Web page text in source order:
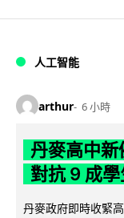
人工智能
arthur 6 小時
丹麥高中
對抗 9 成
丹麥政府即時收緊